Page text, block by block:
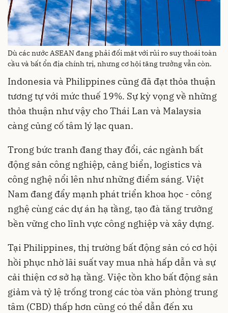
Dù các nước ASEAN đang phải đối mặt với rủi ro suy thoái toàn
cầu và bất ổn địa chính trị, nhưng cơ hội tăng trưởng vẫn còn.
Indonesia và Philippines cũng đã đạt thỏa thuận
tương tự với mức thuế 19%. Sự kỳ vọng về những
thỏa thuận như vậy cho Thái Lan và Malaysia
càng củng cố tâm lý lạc quan.
Trong bức tranh đang thay đổi, các ngành bất
động sản công nghiệp, cảng biển, logistics và
công nghệ nổi lên như những điểm sáng. Việt
Nam đang đẩy mạnh phát triển khoa học - công
nghệ cùng các dự án hạ tầng, tạo đà tăng trưởng
bền vững cho lĩnh vực công nghiệp và xây dựng.
Tại Philippines, thị trường bất động sản có cơ hội
hồi phục nhờ lãi suất vay mua nhà hấp dẫn và sự
cải thiện cơ sở hạ tầng. Việc tồn kho bất động sản
giảm và tỷ lệ trống trong các tòa văn phòng trung
tâm (CBD) thấp hơn cũng có thể dẫn đến xu